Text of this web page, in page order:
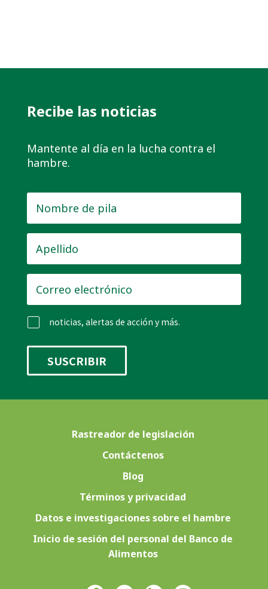
Recibe las noticias
Mantente al día en la lucha contra el
hambre.
de
pila *
electrónico *
noticias, alertas de acción y más.
Rastreador de legislación
Contáctenos
Blog
Términos y privacidad
Datos e investigaciones sobre el hambre
Inicio de sesión del personal del Banco de
Alimentos